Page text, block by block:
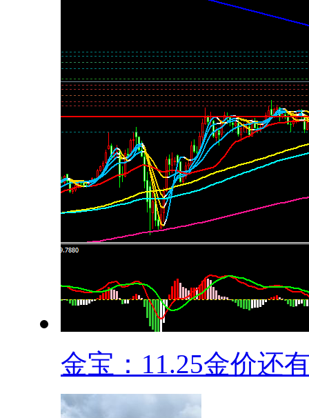
金宝：11.25金价还